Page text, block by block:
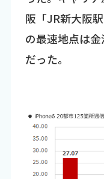
阪「JR新大阪
の最速地点は
だった。